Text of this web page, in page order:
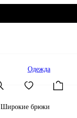
Одежда
Широкие брюки